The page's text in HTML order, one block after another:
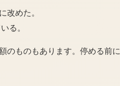
改めた。
る。
のものもあります。停める前に